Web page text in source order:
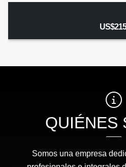
QUIÉNES
Somos una empresa